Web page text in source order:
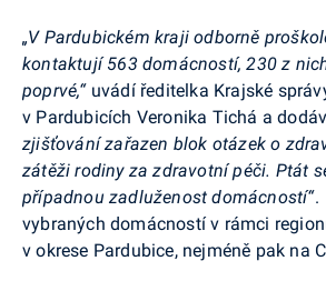
„V Pardubickém kraji odborně
kontaktují 563 domácností, 230 z
poprvé,“uvádí ředitelka Krajské
v Pardubicích Veronika Tichá a
zjišťování zařazen blok otázek o
zátěži rodiny za zdravotní péči. Ptát
případnou zadluženost domácností“.
vybraných domácností v rámci
v okrese Pardubice, nejméně pak na